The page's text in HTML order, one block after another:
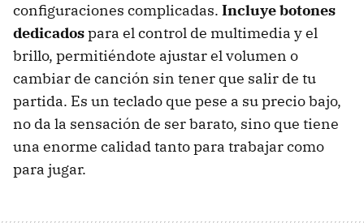
configuraciones complicadas. Incluye botones
dedicadospara el control de multimedia y el
brillo, permitiéndote ajustar el volumen o
cambiar de canción sin tener que salir de tu
partida. Es un teclado que pese a su precio bajo,
no da la sensación de ser barato, sino que tiene
una enorme calidad tanto para trabajar como
para jugar.